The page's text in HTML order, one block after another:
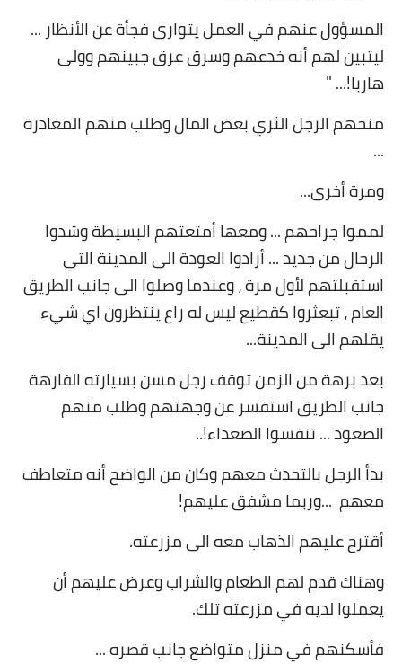
المسؤول عنهم في العمل يتوارى فجأة عن الأنظار ...
ليتبين لهم أنه خدعهم وسرق عرق جبينهم وولى
هاربا" ...!
منحهم الرجل الثري بعض المالوطلب منهم المغادرة
...
ومرة أخرى...
لمموا جراحهم ... ومعها أمتعتهم البسيطة وشدوا
الرحال من جديد ... أرادوا العودة الى المدينة التي
استقبلتهم لأول مرة ، وعندما وصلوا الى جانب الطريق
العام ، تبعثروا كقطيع ليس له راع ينتظرون اي شيء
يقلهم الى المدينة...
بعد برهة من الزمن توقف رجل مسن بسيارته الفارهة
جانب الطريق استفسر عن وجهتهم وطلب منهم
الصعود ... تنفسوا الصعداء..!
بدأ الرجل بالتحدث معهم وكان من الواضح أنه متعاطف
معهم ...وربما مشفق عليهم!
أقترح عليهم الذهاب معه الى مزرعته.
وهناك قدم لهم الطعام والشراب وعرض عليهم أن
يعملوا لديه في مزرعته تلك.
فأسكنهم في منزل متواضع جانب قصره...